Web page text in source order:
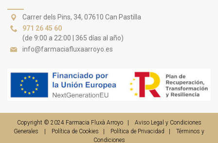
Carrer dels Pins, 34, 07610 Can Pastilla
971 26 45 60
(de 9:00 a 22:00 | 365 días al año)
info@farmaciafluxaarroyo.es
Copyright © 2024 Farmacia Fluxà Arroyo|
Aviso Legal y Condiciones
Generales
Política de Cookies Política de Privacidad
Términos y
Condiciones